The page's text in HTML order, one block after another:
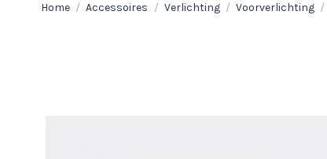
Home Accessoires Verlichting Voorverlichting